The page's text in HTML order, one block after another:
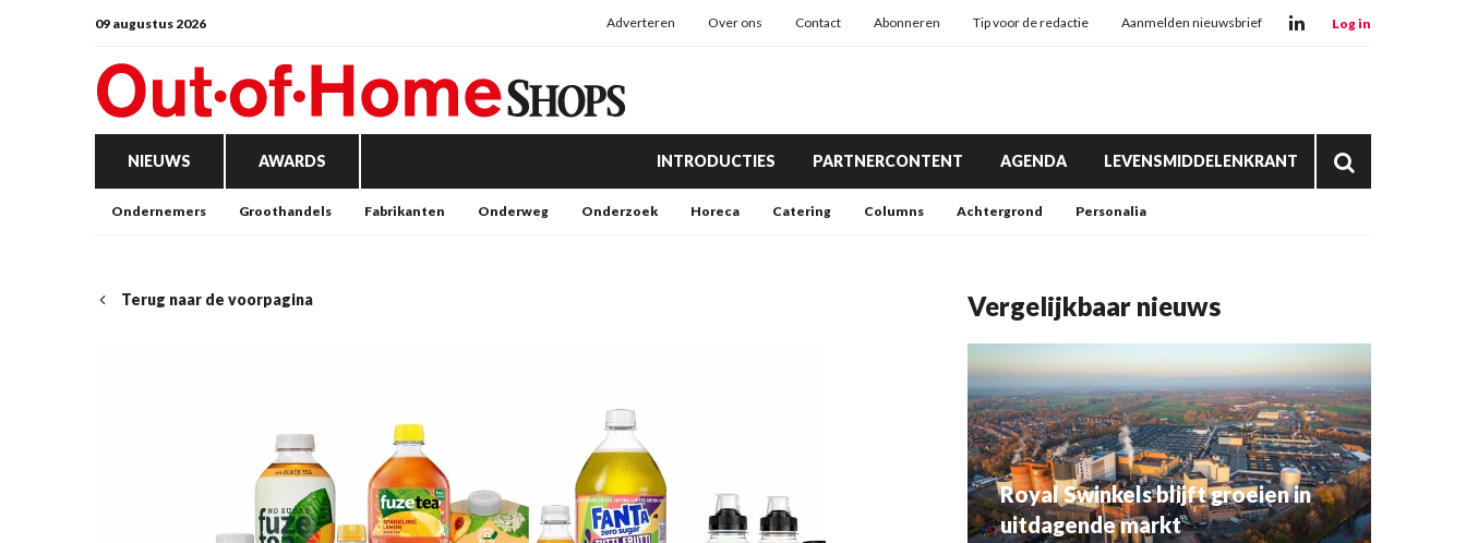
09 augustus 2026 Adverteren Over ons Contact Abonneren Tip voor de redactie Aanmelden nieuwsbrief Log in
NIEUWS AWARDS INTRODUCTIES PARTNERCONTENT AGENDA LEVENSMIDDELENKRANT
Ondernemers Groothandels Fabrikanten Onderweg Onderzoek Horeca Catering Columns Achtergrond Personalia
Terug naar de voorpagina Vergelijkbaar nieuws
Royal Swinkels blijft groeien in
uitdagende markt